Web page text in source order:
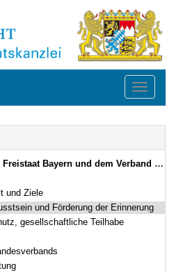
Toggle
Roma, Landesverband Bayern e.V. Vom 20. Februar 2018 (GVBl. S. 686, 687) BayRS 01-15-1-K (Art. 1–10)
und Ziele
und Förderung der Erinnerung
gesellschaftliche Teilhabe